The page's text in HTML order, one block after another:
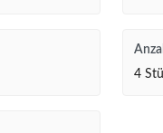
4